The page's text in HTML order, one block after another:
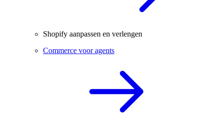
Shopify aanpassen en verlengen
Commerce voor agents